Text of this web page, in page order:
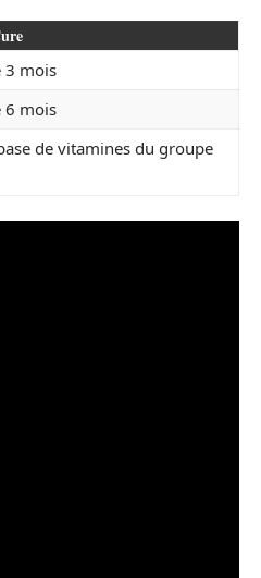
3 mois
6 mois
de vitamines du groupe